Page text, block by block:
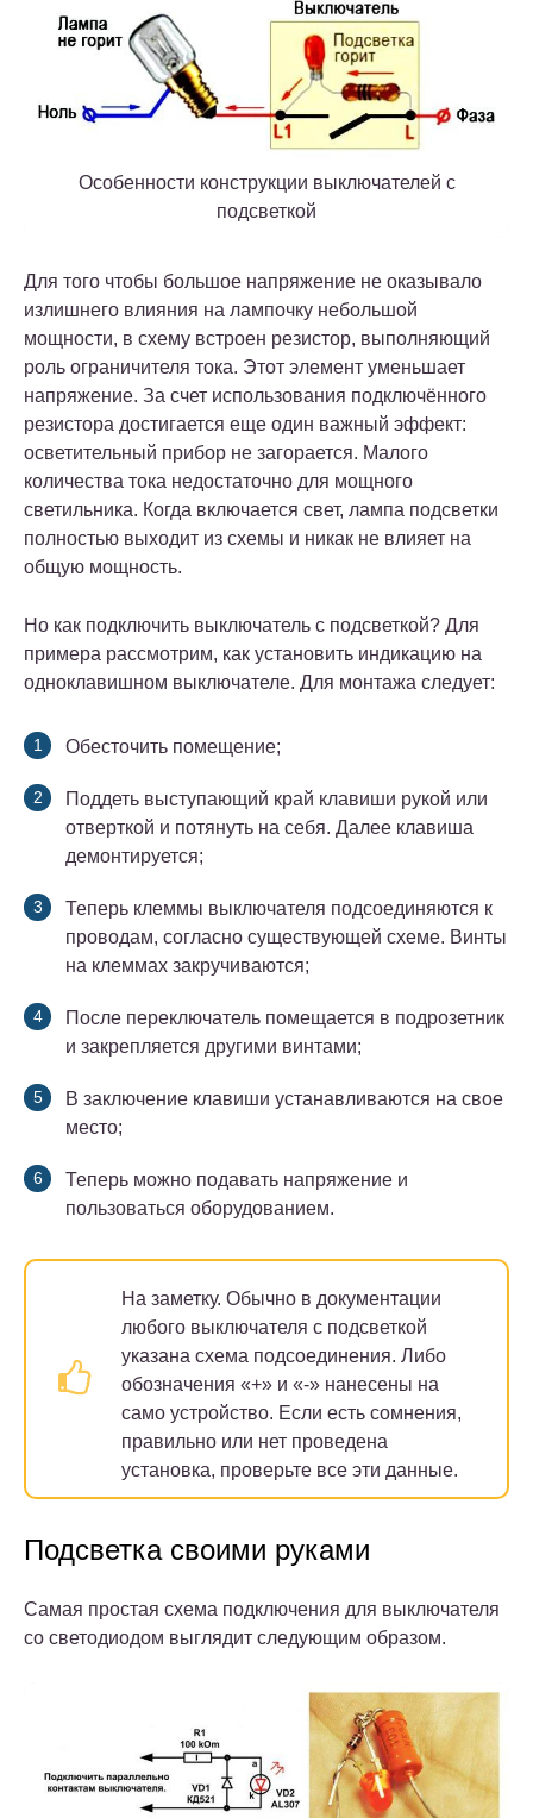
Особенности конструкции выключателей с
подсветкой
Для того чтобы большое напряжение не оказывало
излишнего влияния на лампочку небольшой
мощности, в схему встроен резистор, выполняющий
роль ограничителя тока. Этот элемент уменьшает
напряжение. За счет использования подключённого
резистора достигается еще один важный эффект:
осветительный прибор не загорается. Малого
количества тока недостаточно для мощного
светильника. Когда включается свет, лампа подсветки
полностью выходит из схемы и никак не влияет на
общую мощность.
Но как подключить выключатель с подсветкой? Для
примера рассмотрим, как установить индикацию на
одноклавишном выключателе. Для монтажа следует:
Обесточить помещение;
Поддеть выступающий край клавиши рукой или
отверткой и потянуть на себя. Далее клавиша
демонтируется;
Теперь клеммы выключателя подсоединяются к
проводам, согласно существующей схеме. Винты
на клеммах закручиваются;
После переключатель помещается в подрозетник
и закрепляется другими винтами;
В заключение клавиши устанавливаются на свое
место;
Теперь можно подавать напряжение и
пользоваться оборудованием.
На заметку. Обычно в документации
любого выключателя с подсветкой
указана схема подсоединения. Либо
обозначения «+» и «-» нанесены на
само устройство. Если есть сомнения,
правильно или нет проведена
установка, проверьте все эти данные.
Подсветка своими руками
Самая простая схема подключения для выключателя
со светодиодом выглядит следующим образом.